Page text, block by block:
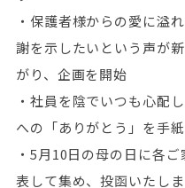
・保護者様からの愛に溢
謝を示したいという声が
がり、企画を開始
・社員を陰でいつも心配
への「ありがとう」を手
・5月10日の母の日に各
表して集め、投函いたし